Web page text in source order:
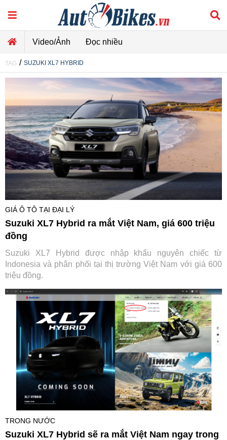
Video/Ảnh Đọc nhiều
TAG / SUZUKI XL7 HYBRID
GIÁ Ô TÔ TẠI ĐẠI LÝ
Suzuki XL7 Hybrid ra mắt Việt Nam, giá 600 triệu
đồng
Suzuki XL7 Hybrid được nhập khẩu nguyên chiếc từ
Indonesia và phân phối tại thị trường Việt Nam với giá 600
triệu đồng.
TRONG NƯỚC
Suzuki XL7 Hybrid sẽ ra mắt Việt Nam ngay trong